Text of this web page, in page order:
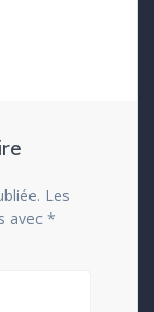
Les
avec *